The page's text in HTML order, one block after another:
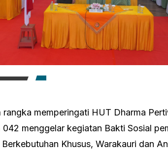
rangka memperingati HUT Dharma
042 menggelar kegiatan Bakti Sosial
Khusus, Warakauri dan